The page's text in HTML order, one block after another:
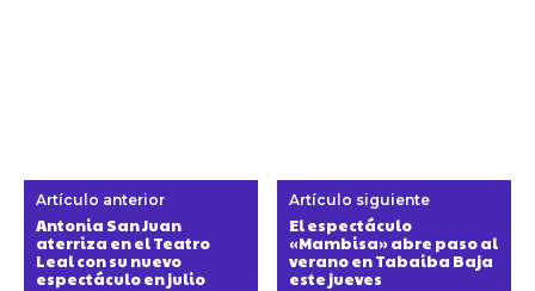
Artículo anterior
Antonia San Juan
aterriza en el Teatro
Leal con su nuevo
espectáculo en julio
Artículo siguiente
El espectáculo
«Mambisa» abre paso al
verano en Tabaiba Baja
este jueves